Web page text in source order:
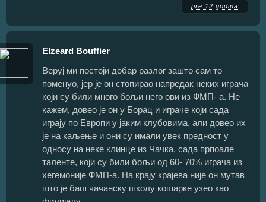
pre 12 godina
Elzeard Bouffier
Веруј ми постоји добар разлог зашто сам то
поменуо, јер је он стопирао напредак неких играча
који су били много бољи него ови из ФМП- а. Не
кажем, довео је он у Борац и играче који сада
играју по Европи у јаким клубовима, али довео их
је на каљење и они су имали увек предност у
односу на неке клинце из Чачка, сада прпоале
таленте, који су били бољи од 60- 70% играча из
хегемоније ФМП-а. На крају крајева није он мутав
што је баш чачанску школу кошарке узео као